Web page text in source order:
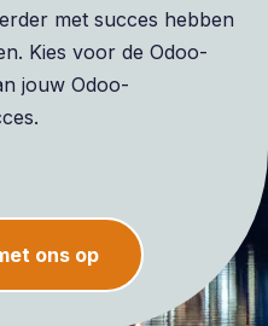
met succes hebben
Kies voor de Odoo-
jouw Odoo-
ons op